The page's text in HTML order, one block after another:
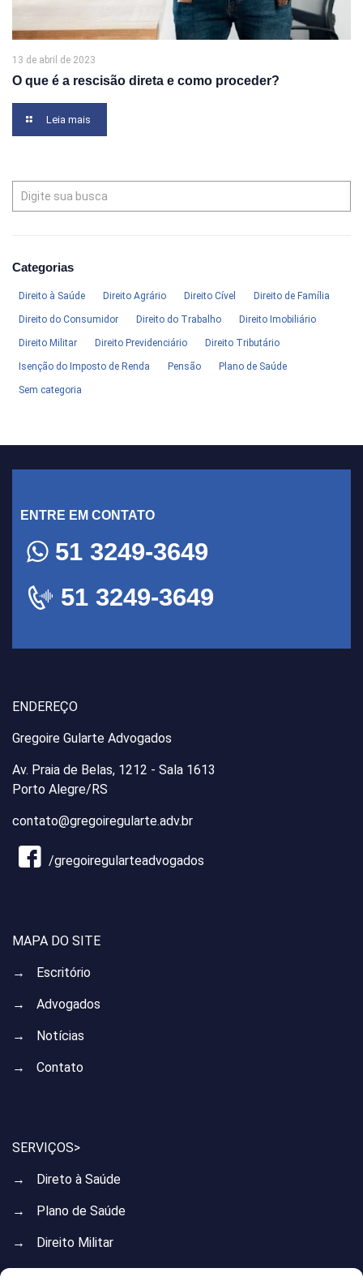
13 de abril de 2023
O que é a rescisão direta e como proceder?
Leia mais
Categorias
Direito à Saúde Direito Agrário Direito Cível Direito de Família
Direito do Consumidor Direito do Trabalho Direito Imobiliário
Direito Militar Direito Previdenciário Direito Tributário
Isenção do Imposto de Renda Pensão Plano de Saúde
Sem categoria
ENTRE EM CONTATO
51 3249-3649
51 3249-3649
ENDEREÇO
Gregoire Gularte Advogados
Av. Praia de Belas, 1212 - Sala 1613
Porto Alegre/RS
contato@gregoiregularte.adv.br
/gregoiregularteadvogados
MAPA DO SITE
→ Escritório
→ Advogados
→ Notícias
→ Contato
SERVIÇOS>
→ Direto à Saúde
→ Plano de Saúde
→ Direito Militar